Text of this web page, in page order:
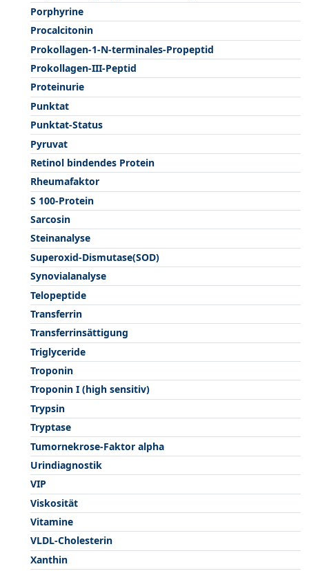
Porphyrine
Procalcitonin
Prokollagen-1-N-terminales-Propeptid
Prokollagen-III-Peptid
Proteinurie
Punktat
Punktat-Status
Pyruvat
Retinol bindendes Protein
Rheumafaktor
S 100-Protein
Sarcosin
Steinanalyse
Superoxid-Dismutase(SOD)
Synovialanalyse
Telopeptide
Transferrin
Transferrinsättigung
Triglyceride
Troponin
Troponin I (high sensitiv)
Trypsin
Tryptase
Tumornekrose-Faktor alpha
Urindiagnostik
VIP
Viskosität
Vitamine
VLDL-Cholesterin
Xanthin